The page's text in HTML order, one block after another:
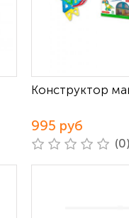
Конструктор
995 руб